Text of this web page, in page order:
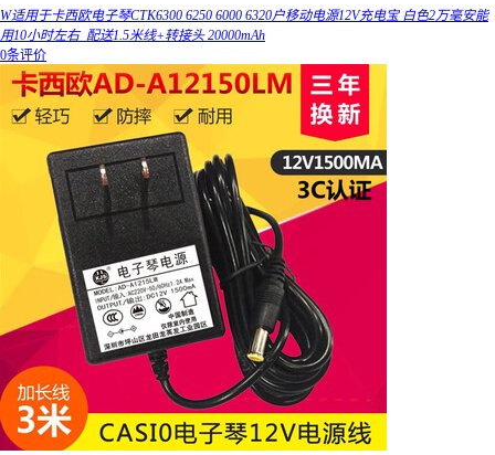
W适用于卡西欧电子琴CTK6300 6250 6000 6320户移动电源12V充电宝 白色2万毫安能
用10小时左右_配送1.5米线+转接头 20000mAh
0条评价